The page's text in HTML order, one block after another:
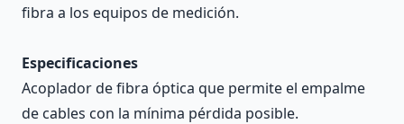
fibra a los equipos de medición.
Especificaciones
Acoplador de fibra óptica que permite el empalme
de cables con la mínima pérdida posible.